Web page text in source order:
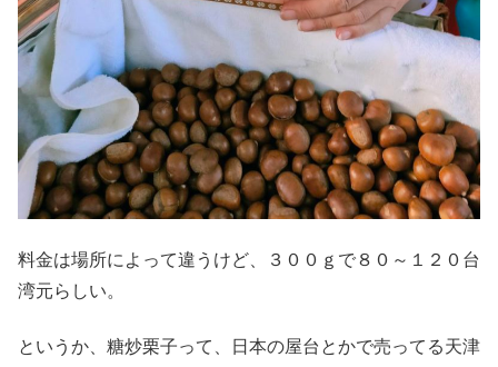
料金は場所によって違うけど、３００ｇで８０～１２０台
湾元らしい。
というか、糖炒栗子って、日本の屋台とかで売ってる天津